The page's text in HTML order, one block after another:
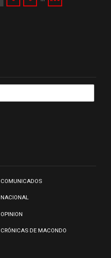
COMUNICADOS
NACIONAL
OPINION
CRÓNICAS DE MACONDO